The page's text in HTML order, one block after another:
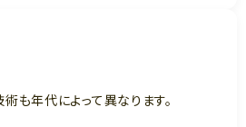
も年代によって異なります。